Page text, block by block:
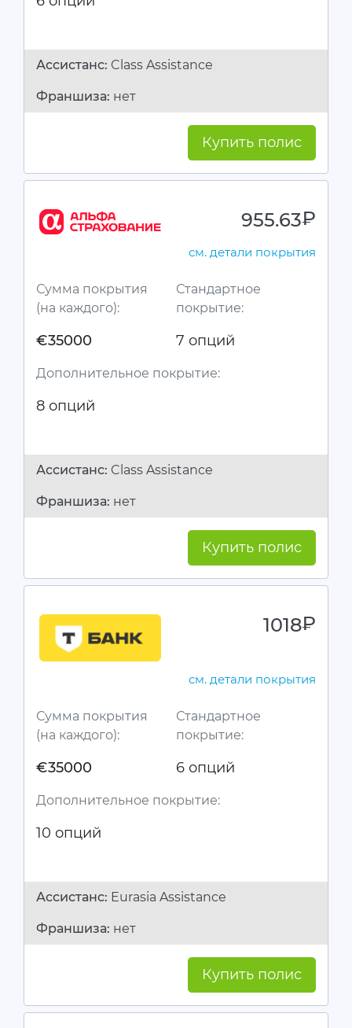
Ассистанc: Class Assistance
Франшиза: нет
Купить полис
955.63руб.
см. детали покрытия
Сумма покрытия
(на каждого):
€35000
Стандартное
покрытие:
7 опций
Дополнительное покрытие:
8 опций
Ассистанc: Class Assistance
Франшиза: нет
Купить полис
1018руб.
см. детали покрытия
Сумма покрытия
(на каждого):
€35000
Стандартное
покрытие:
6 опций
Дополнительное покрытие:
10 опций
Ассистанc: Eurasia Assistance
Франшиза: нет
Купить полис